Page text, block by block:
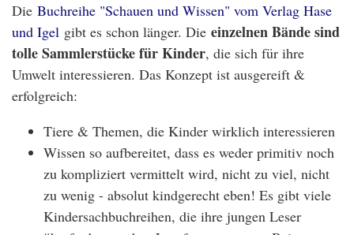
Die Buchreihe "Schauen und Wissen" vom Verlag Hase
und Igel gibt es schon länger. Die einzelnen Bände sind
tolle Sammlerstücke für Kinder, die sich für ihre
Umwelt interessieren. Das Konzept ist ausgereift &
erfolgreich:
Tiere & Themen, die Kinder wirklich interessieren
Wissen so aufbereitet, dass es weder primitiv noch
zu kompliziert vermittelt wird, nicht zu viel, nicht
zu wenig - absolut kindgerecht eben! Es gibt viele
Kindersachbuchreihen, die ihre jungen Leser